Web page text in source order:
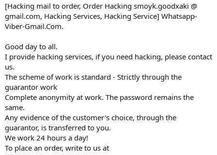
[Hacking mail to order, Order Hacking smoyk.goodxaki @
gmail.com, Hacking Services, Hacking Service] Whatsapp-
Viber-Gmail.Com.
Good day to all.
I provide hacking services, if you need hacking, please contact
us.
The scheme of work is standard - Strictly through the
guarantor work
Complete anonymity at work. The password remains the
same.
Any evidence of the customer's choice, through the
guarantor, is transferred to you.
We work 24 hours a day!
To place an order, write to us at